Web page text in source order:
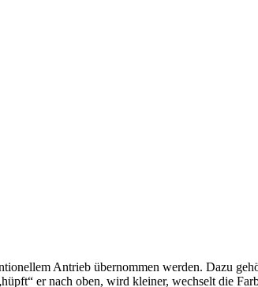
Antrieb übernommen werden. Dazu
er nach oben, wird kleiner, wechselt die